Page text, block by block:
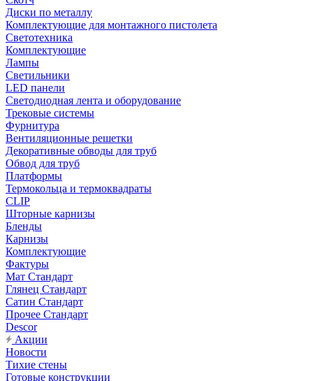
Диски по металлу
Комплектующие для монтажного пистолета
Светотехника
Комплектующие
Лампы
Светильники
LED панели
Светодиодная лента и оборудование
Трековые системы
Фурнитура
Вентиляционные решетки
Декоративные обводы для труб
Обвод для труб
Платформы
Термокольца и термоквадраты
CLIP
Шторные карнизы
Бленды
Карнизы
Комплектующие
Фактуры
Мат Стандарт
Глянец Стандарт
Сатин Стандарт
Прочее Стандарт
Descor
Акции
Новости
Тихие стены
Готовые конструкции